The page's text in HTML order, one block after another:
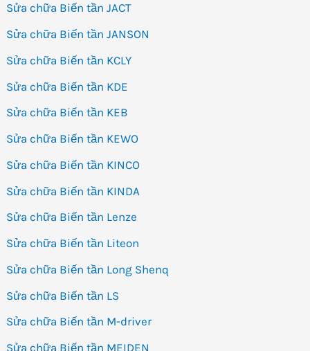
Sửa chữa Biến tần JACT
Sửa chữa Biến tần JANSON
Sửa chữa Biến tần KCLY
Sửa chữa Biến tần KDE
Sửa chữa Biến tần KEB
Sửa chữa Biến tần KEWO
Sửa chữa Biến tần KINCO
Sửa chữa Biến tần KINDA
Sửa chữa Biến tần Lenze
Sửa chữa Biến tần Liteon
Sửa chữa Biến tần Long Shenq
Sửa chữa Biến tần LS
Sửa chữa Biến tần M-driver
Sửa chữa Biến tần MEIDEN